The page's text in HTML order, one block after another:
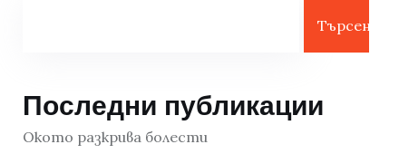
Търсене
Последни публикации
Окото разкрива болести